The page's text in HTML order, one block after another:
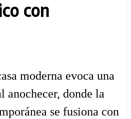
con
moderna evoca una
anochecer, donde la
se fusiona con